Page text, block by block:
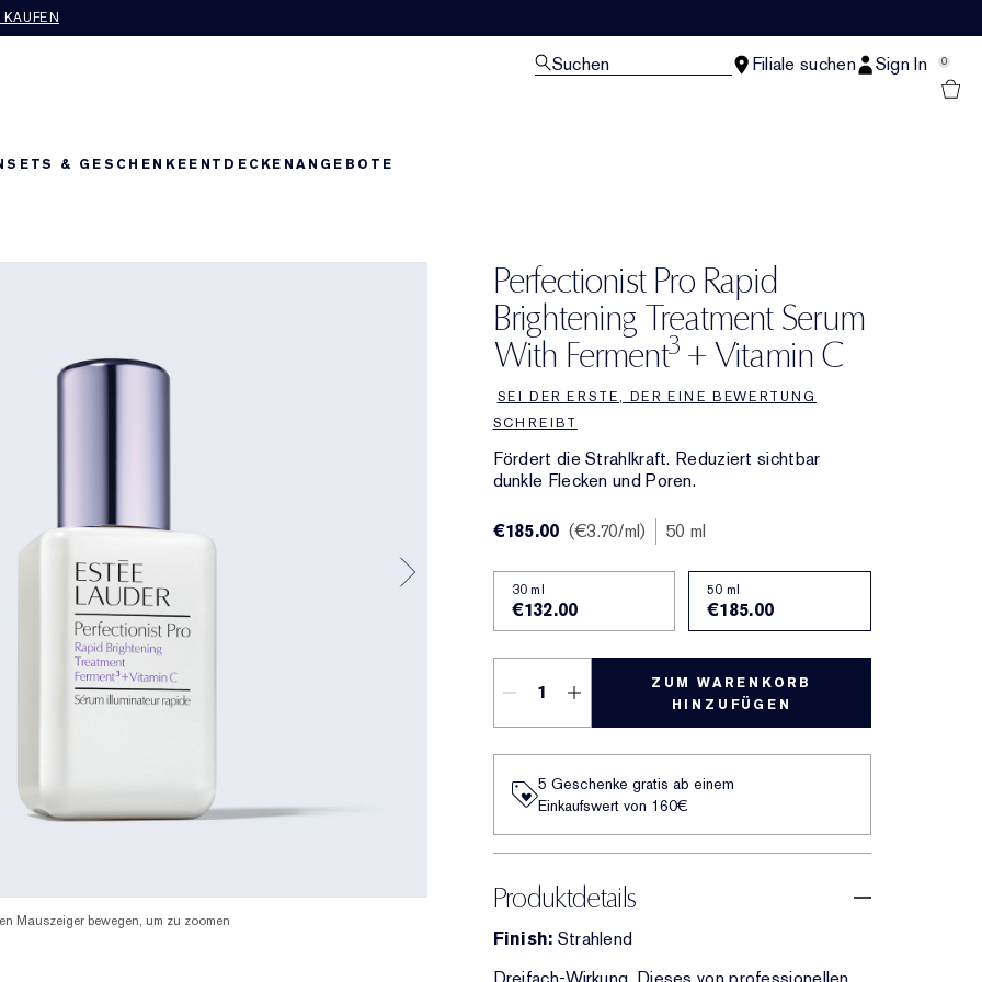
Suchen Filiale suchen Sign In 0
SETS & GESCHENKEENTDECKENANGEBOTE
Perfectionist Pro Rapid
Brightening Treatment Serum
With Ferment3 + Vitamin C
SEI DER ERSTE, DER EINE BEWERTUNG
SCHREIBT
Fördert die Strahlkraft. Reduziert sichtbar
dunkle Flecken und Poren.
Mauszeiger bewegen, um zu zoomen
€185.00 €3.70/ml 50 ml
30 ml
€132.00
50 ml
€185.00
ZUM WARENKORB
HINZUFÜGEN
5 Geschenke gratis ab einem
Einkaufswert von 160€​
Produktdetails
Finish: Strahlend